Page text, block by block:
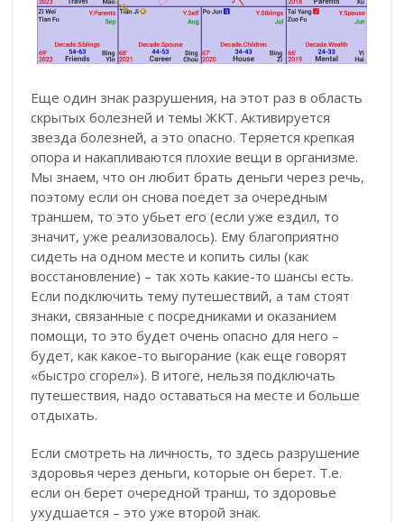
Еще один знак разрушения, на этот раз в область
скрытых болезней и темы ЖКТ. Активируется
звезда болезней, а это опасно. Теряется крепкая
опора и накапливаются плохие вещи в организме.
Мы знаем, что он любит брать деньги через речь,
поэтому если он снова поедет за очередным
траншем, то это убьет его (если уже ездил, то
значит, уже реализовалось). Ему благоприятно
сидеть на одном месте и копить силы (как
восстановление) – так хоть какие-то шансы есть.
Если подключить тему путешествий, а там стоят
знаки, связанные с посредниками и оказанием
помощи, то это будет очень опасно для него –
будет, как какое-то выгорание (как еще говорят
«быстро сгорел»). В итоге, нельзя подключать
путешествия, надо оставаться на месте и больше
отдыхать.
Если смотреть на личность, то здесь разрушение
здоровья через деньги, которые он берет. Т.е.
если он берет очередной транш, то здоровье
ухудшается – это уже второй знак.